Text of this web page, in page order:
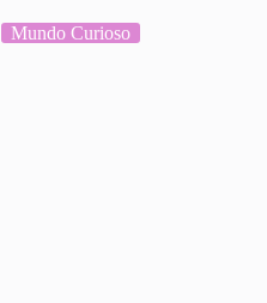
Mundo Curioso